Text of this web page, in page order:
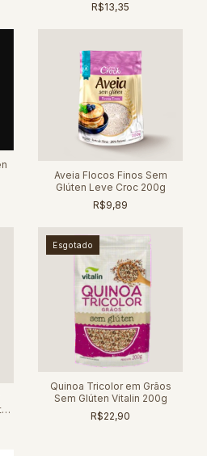
R$13,35
Aveia Flocos Finos Sem
Glúten Leve Croc 200g
R$9,89
Esgotado
Quinoa Tricolor em Grãos
Sem Glúten Vitalin 200g
R$22,90